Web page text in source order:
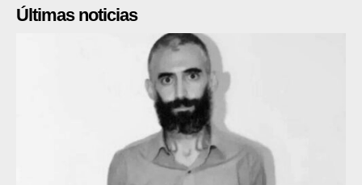
Últimas noticias